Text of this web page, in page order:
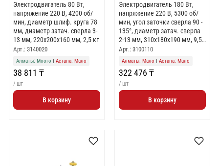
Электродвигатель 80 Вт,
напряжение 220 В, 4200 об/
мин, диаметр шлиф. круга 78
мм, диаметр затач. сверла 3-
13 мм, 220х200х160 мм, 2,5 кг
Арт.: 3140020
Алматы: Много Астана: Мало
38 811 ₸
/ шт
В корзину
Электродвигатель 180 Вт,
напряжение 220 В, 5300 об/
мин, угол заточки сверла 90 -
135°, диаметр затач. сверла
2-13 мм, 310х180х190 мм, 9,5
кг
Арт.: 3100110
Алматы: Мало Астана: Мало
322 476 ₸
/ шт
В корзину